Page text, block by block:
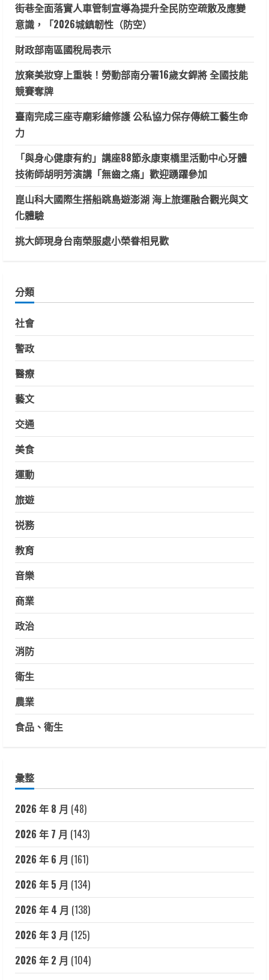
街巷全面落實人車管制宣導為提升全民防空疏散及應變
意識，「2026城鎮韌性（防空）
財政部南區國稅局表示
放棄美妝穿上重裝！勞動部南分署16歲女銲將 全國技能
競賽奪牌
臺南完成三座寺廟彩繪修護 公私協力保存傳統工藝生命
力
「與身心健康有約」講座88節永康東橋里活動中心牙體
技術師胡明芳演講「無齒之痛」歡迎踴躍參加
崑山科大國際生搭船跳島遊澎湖 海上旅運融合觀光與文
化體驗
挑大師現身台南榮服處小榮眷相見歡
分類
社會
警政
醫療
藝文
交通
美食
運動
旅遊
祱務
教育
音樂
商業
政治
消防
衛生
農業
食品、衛生
彙整
2026 年 8 月 (48)
2026 年 7 月 (143)
2026 年 6 月 (161)
2026 年 5 月 (134)
2026 年 4 月 (138)
2026 年 3 月 (125)
2026 年 2 月 (104)